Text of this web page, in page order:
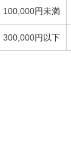
100,000円未満
300,000円以下